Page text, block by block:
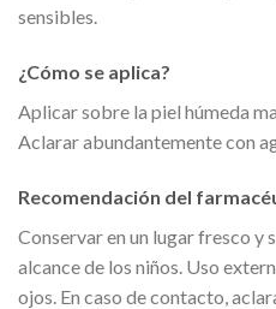
sensibles.
¿Cómo se aplica?
Aplicar sobre la piel húmeda
Aclarar abundantemente con
Recomendación del
Conservar en un lugar fresco y
alcance de los niños. Uso
ojos. En caso de contacto,